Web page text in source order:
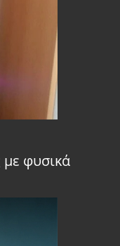
με φυσικά